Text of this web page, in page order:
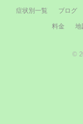
症状別一覧 ブログ
料金 地
©